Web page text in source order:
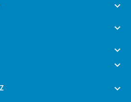




